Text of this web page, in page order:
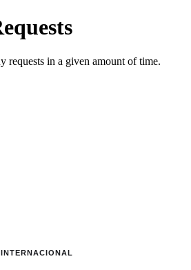
INTERNACIONAL